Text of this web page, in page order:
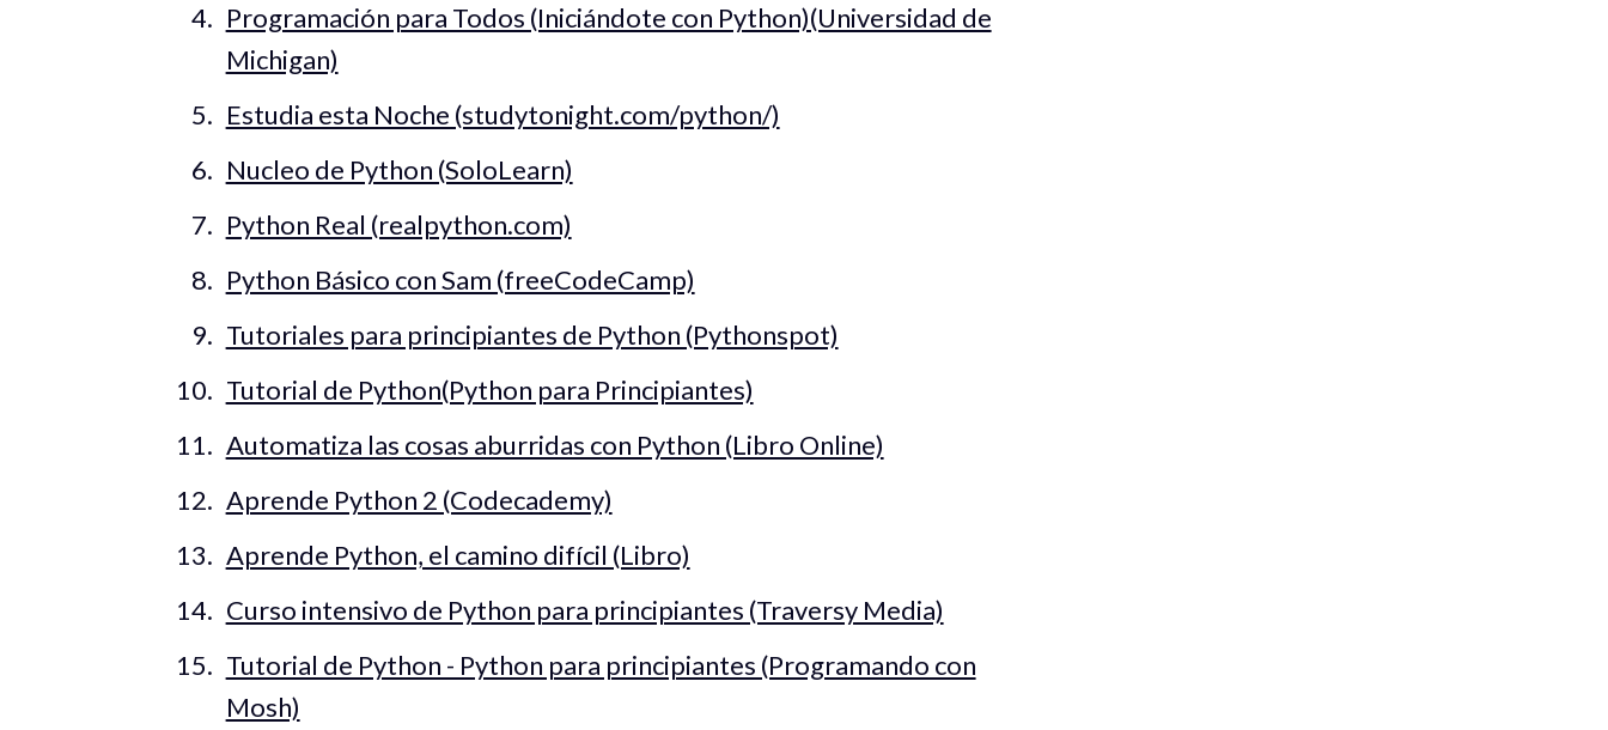
Programación para Todos (Iniciándote con Python)(Universidad de
Michigan)
Estudia esta Noche (studytonight.com/python/)
Nucleo de Python (SoloLearn)
Python Real (realpython.com)
Python Básico con Sam (freeCodeCamp)
Tutoriales para principiantes de Python (Pythonspot)
Tutorial de Python(Python para Principiantes)
Automatiza las cosas aburridas con Python (Libro Online)
Aprende Python 2 (Codecademy)
Aprende Python, el camino difícil (Libro)
Curso intensivo de Python para principiantes (Traversy Media)
Tutorial de Python - Python para principiantes (Programando con
Mosh)